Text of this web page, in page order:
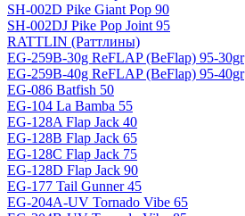
SH-002D Pike Giant Pop 90
SH-002DJ Pike Pop Joint 95
RATTLIN (Раттлины)
EG-259B-30g ReFLAP (BeFlap) 95-30gr
EG-259B-40g ReFLAP (BeFlap) 95-40gr
EG-086 Batfish 50
EG-104 La Bamba 55
EG-128A Flap Jack 40
EG-128B Flap Jack 65
EG-128C Flap Jack 75
EG-128D Flap Jack 90
EG-177 Tail Gunner 45
EG-204A-UV Tornado Vibe 65